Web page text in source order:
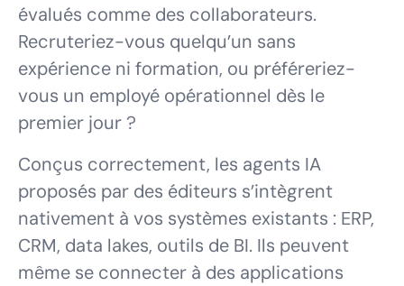
évalués comme des collaborateurs.
Recruteriez-vous quelqu’un sans
expérience ni formation, ou préféreriez-
vous un employé opérationnel dès le
premier jour ?
Conçus correctement, les agents IA
proposés par des éditeurs s’intègrent
nativement à vos systèmes existants : ERP,
CRM, data lakes, outils de BI. Ils peuvent
même se connecter à des applications